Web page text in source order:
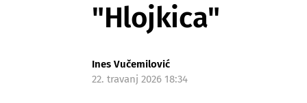
"Hlojkica"
Ines Vučemilović
22. travanj 2026 18:34